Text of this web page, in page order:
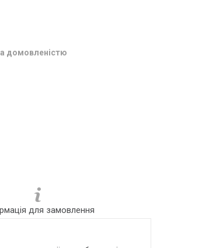
домовленістю
для замовлення